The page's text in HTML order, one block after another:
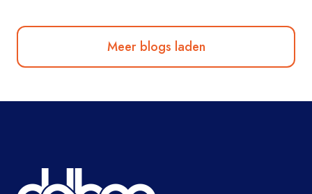
Meer blogs laden